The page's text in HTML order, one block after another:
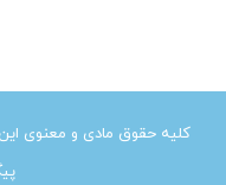
کلیه حقوق مادی و معنوی